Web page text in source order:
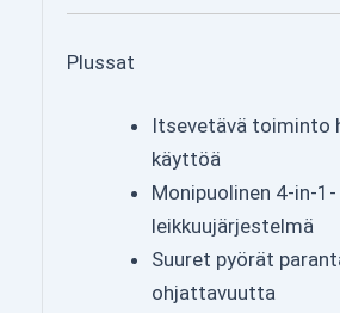
Plussat
Itsevetävä toiminto
käyttöä
Monipuolinen 4-in-1-
leikkuujärjestelmä
Suuret pyörät
ohjattavuutta